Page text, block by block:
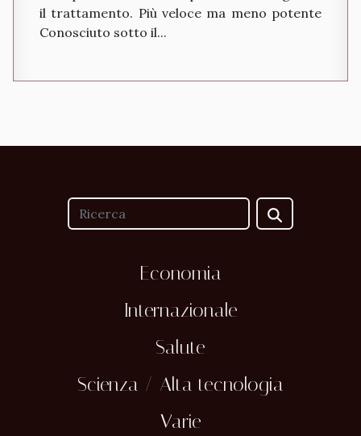
il trattamento. Più veloce ma meno potente
Conosciuto sotto il...
Economia
Internazionale
Salute
Scienza / Alta tecnologia
Varie